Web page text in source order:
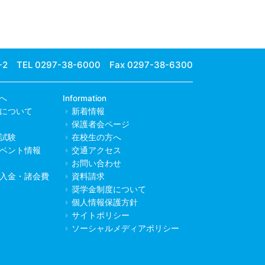
2 TEL 0297-38-6000 Fax 0297-38-6300
ついて
験
ント情報
金・諸会費
Information
新着情報
保護者会ページ
在校生の方へ
交通アクセス
お問い合わせ
資料請求
奨学金制度について
個人情報保護方針
サイトポリシー
ソーシャルメディアポリシー